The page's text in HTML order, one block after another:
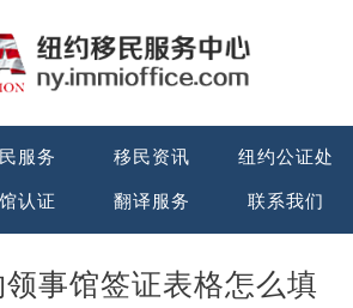
服务 移民资讯 纽约公证处
认证 翻译服务 联系我们
事馆签证表格怎么填